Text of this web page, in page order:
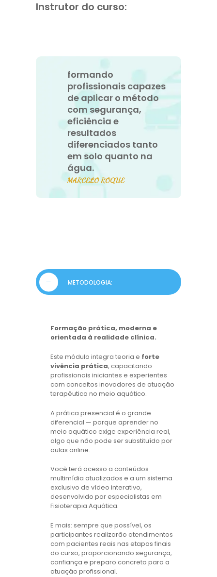
Instrutor do curso:
formando
profissionais capazes
de aplicar o método
com segurança,
eficiência e
resultados
diferenciados tanto
em solo quanto na
água.
MARCELO ROQUE
METODOLOGIA:
Formação prática, moderna e
orientada à realidade clínica.
Este módulo integra teoria e forte
vivência prática, capacitando
profissionais iniciantes e experientes
com conceitos inovadores de atuação
terapêutica no meio aquático.
A prática presencial é o grande
diferencial — porque aprender no
meio aquático exige experiência real,
algo que não pode ser substituído por
aulas online.
Você terá acesso a conteúdos
multimídia atualizados e a um sistema
exclusivo de vídeo interativo,
desenvolvido por especialistas em
Fisioterapia Aquática.
E mais: sempre que possível, os
participantes realizarão atendimentos
com pacientes reais nas etapas finais
do curso, proporcionando segurança,
confiança e preparo concreto para a
atuação profissional.